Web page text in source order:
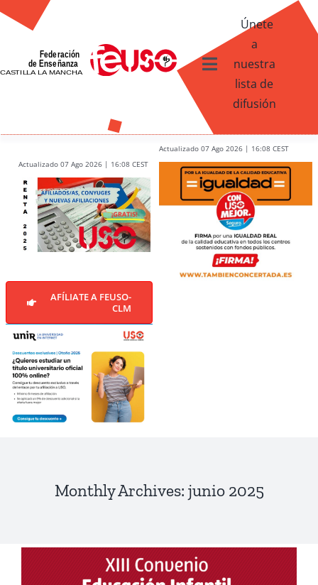
Skip
content
Toggle
Navigation
Contacto
Únete
a
nuestra
lista de
difusión
Actualizado 07 Ago 2026 | 16:08 CEST
Actualizado 07 Ago 2026 | 16:08 CEST
AFÍLIATE A FEUSO-
CLM
Monthly Archives: junio 2025